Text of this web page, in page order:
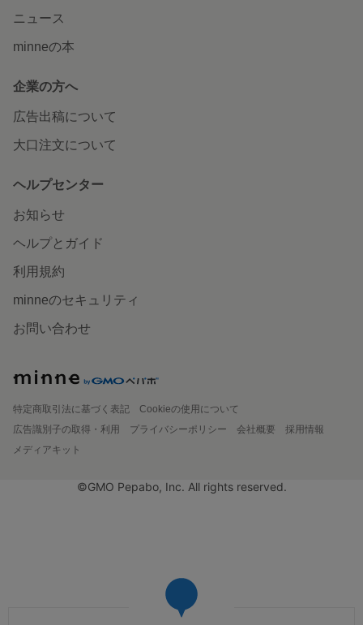
ニュース
minneの本
企業の方へ
広告出稿について
大口注文について
ヘルプセンター
お知らせ
ヘルプとガイド
利用規約
minneのセキュリティ
お問い合わせ
特定商取引法に基づく表記
Cookieの使用について
広告識別子の取得・利用
プライバシーポリシー 会社概要
採用情報
メディアキット
©GMO Pepabo, Inc. All rights reserved.